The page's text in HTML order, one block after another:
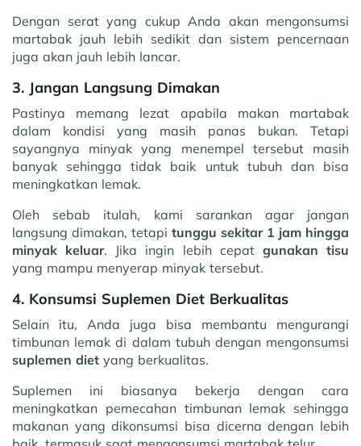
Dengan serat yang cukup Anda akan mengonsumsi
martabak jauh lebih sedikit dan sistem pencernaan
juga akan jauh lebih lancar.
3. Jangan Langsung Dimakan
Pastinya memang lezat apabila makan martabak
dalam kondisi yang masih panas bukan. Tetapi
sayangnya minyak yang menempel tersebut masih
banyak sehingga tidak baik untuk tubuh dan bisa
meningkatkan lemak.
Oleh sebab itulah, kami sarankan agar jangan
langsung dimakan, tetapi tunggu sekitar 1 jam hingga
minyak keluar. Jika ingin lebih cepatgunakan tisu
yang mampu menyerap minyak tersebut.
4. Konsumsi Suplemen Diet Berkualitas
Selain itu, Anda juga bisa membantu mengurangi
timbunan lemak di dalam tubuh dengan mengonsumsi
suplemen diet yang berkualitas.
Suplemen ini biasanya bekerja dengan cara
meningkatkan pemecahan timbunan lemak sehingga
makanan yang dikonsumsi bisa dicerna dengan lebih